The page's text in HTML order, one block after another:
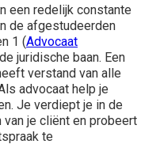
een redelijk constante
de afgestudeerden
1 (Advocaat
juridische baan. Een
verstand van alle
advocaat help je
Je verdiept je in de
je cliënt en probeert
te